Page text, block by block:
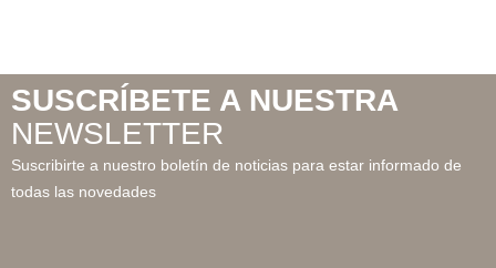
SUSCRÍBETE A NUESTRA
NEWSLETTER
Suscribirte a nuestro boletín de noticias para estar informado de
todas las novedades